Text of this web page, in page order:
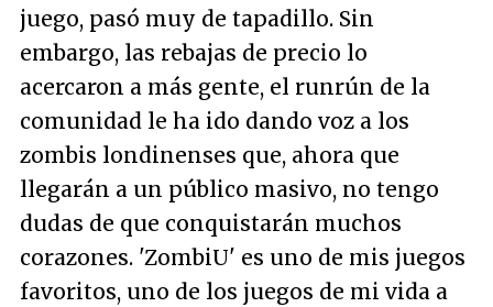
juego, pasó muy de tapadillo. Sin
embargo, las rebajas de precio lo
acercaron a más gente, el runrún de la
comunidad le ha ido dando voz a los
zombis londinenses que, ahora que
llegarán a un público masivo, no tengo
dudas de que conquistarán muchos
corazones. 'ZombiU' es uno de mis juegos
favoritos, uno de los juegos de mi vida a